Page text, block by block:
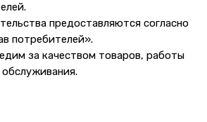
предоставляются согласно
потребителей».
за качеством товаров, работы
обслуживания.